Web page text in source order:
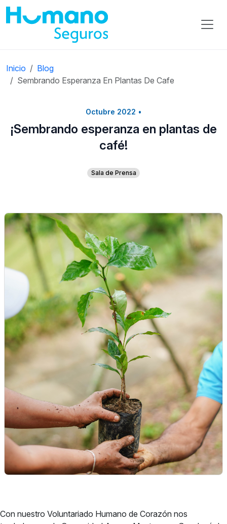
Inicio
Blog
Sembrando Esperanza En Plantas De Cafe
Octubre 2022 •
¡Sembrando esperanza en plantas de
café!
Sala de Prensa
Con nuestro Voluntariado Humano de Corazón nos